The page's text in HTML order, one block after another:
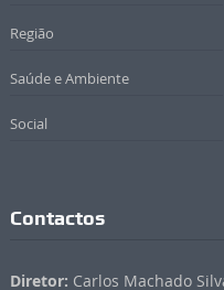
Região
Saúde e Ambiente
Social
Contactos
Diretor: Carlos Machado